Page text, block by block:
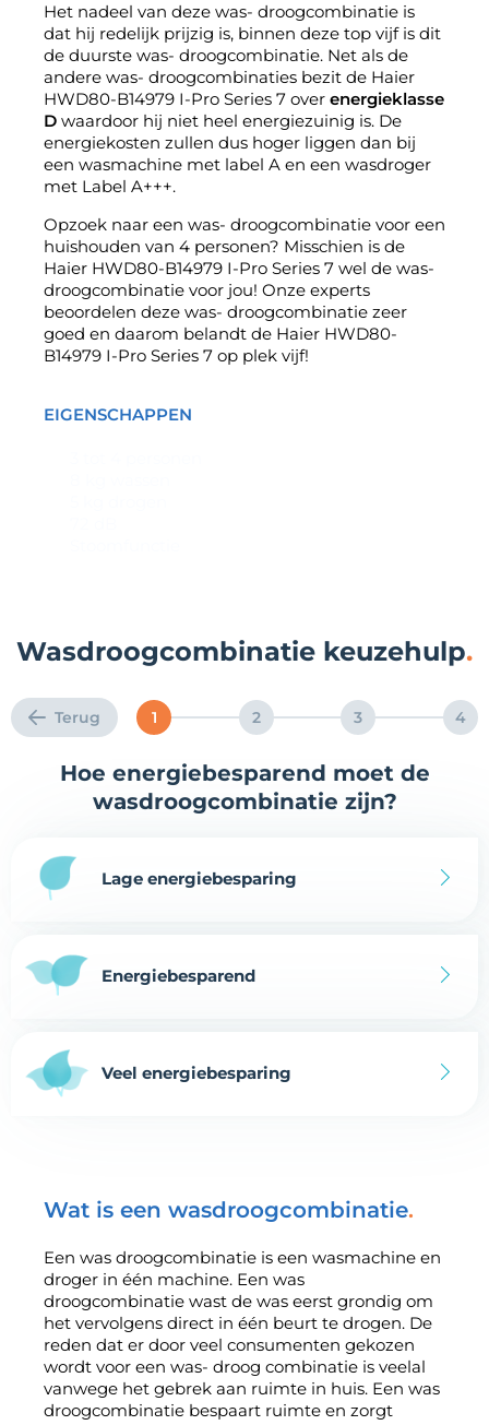
Het nadeel van deze was- droogcombinatie is
dat hij redelijk prijzig is, binnen deze top vijf is dit
de duurste was- droogcombinatie. Net als de
andere was- droogcombinaties bezit de Haier
HWD80-B14979 I-Pro Series 7 over energieklasse
D waardoor hij niet heel energiezuinig is. De
energiekosten zullen dus hoger liggen dan bij
een wasmachine met label A en een wasdroger
met Label A+++.
Opzoek naar een was- droogcombinatie voor een
huishouden van 4 personen? Misschien is de
Haier HWD80-B14979 I-Pro Series 7 wel de was-
droogcombinatie voor jou! Onze experts
beoordelen deze was- droogcombinatie zeer
goed en daarom belandt de Haier HWD80-
B14979 I-Pro Series 7 op plek vijf!
EIGENSCHAPPEN
Wasdroogcombinatie keuzehulp
Terug 1 2 3 4
Hoe energiebesparend moet de
wasdroogcombinatie zijn?
Lage energiebesparing
Energiebesparend
Veel energiebesparing
Wat is een wasdroogcombinatie
Een was droogcombinatie is een wasmachine en
droger in één machine. Een was
droogcombinatie wast de was eerst grondig om
het vervolgens direct in één beurt te drogen. De
reden dat er door veel consumenten gekozen
wordt voor een was- droog combinatie is veelal
vanwege het gebrek aan ruimte in huis. Een was
droogcombinatie bespaart ruimte en zorgt